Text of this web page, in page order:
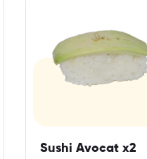
Sushi Avocat x2